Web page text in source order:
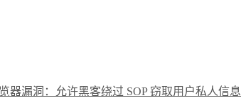
器漏洞：允许黑客绕过 SOP 窃取用户私人信息